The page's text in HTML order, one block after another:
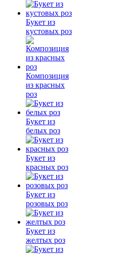
Букет из
кустовых роз
Композиция
из красных
роз
Букет из
белых роз
Букет из
красных роз
Букет из
розовых роз
Букет из
желтых роз